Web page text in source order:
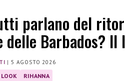
parlano del
delle Barbados?
| 5 AGOSTO 2026
LOOK RIHANNA